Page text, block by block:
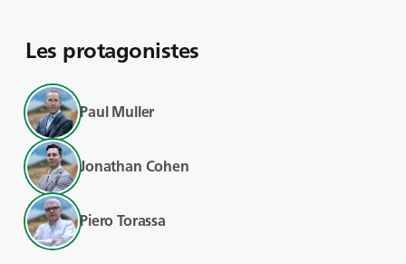
Les protagonistes
Paul Muller
Jonathan Cohen
Piero Torassa